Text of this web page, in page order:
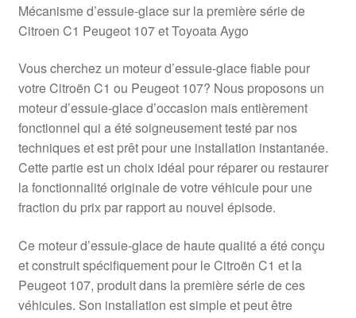
Mécanisme d’essuie-glace sur la première série de
Citroen C1 Peugeot 107 et Toyoata Aygo
Vous cherchez un moteur d’essuie-glace fiable pour
votre Citroën C1 ou Peugeot 107? Nous proposons un
moteur d’essuie-glace d’occasion mais entièrement
fonctionnel qui a été soigneusement testé par nos
techniques et est prêt pour une installation instantanée.
Cette partie est un choix idéal pour réparer ou restaurer
la fonctionnalité originale de votre véhicule pour une
fraction du prix par rapport au nouvel épisode.
Ce moteur d’essuie-glace de haute qualité a été conçu
et construit spécifiquement pour le Citroën C1 et la
Peugeot 107, produit dans la première série de ces
véhicules. Son installation est simple et peut être